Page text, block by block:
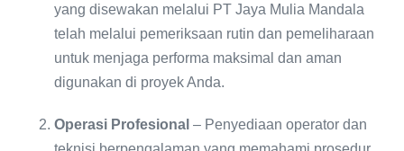
yang disewakan melalui PT Jaya Mulia Mandala
telah melalui pemeriksaan rutin dan pemeliharaan
untuk menjaga performa maksimal dan aman
digunakan di proyek Anda.
Operasi Profesional – Penyediaan operator dan